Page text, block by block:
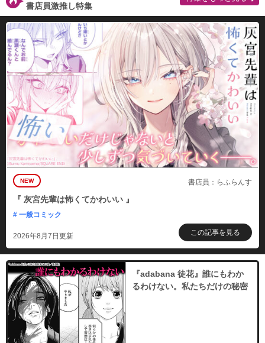
書店員激推し特集
NEW 書店員：らふらんす
『 灰宮先輩は怖くてかわいい 』
# 一般コミック
2026年8月7日更新 この記事を見る
『adabana 徒花』誰にもわか
るわけない。私たちだけの秘密